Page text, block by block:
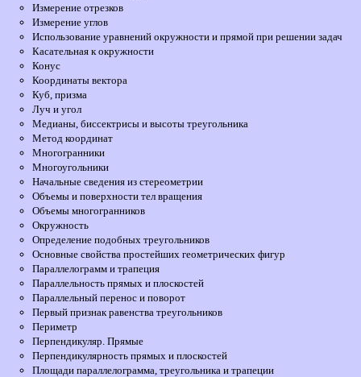
Измерение отрезков
Измерение углов
Использование уравнений окружности и прямой при решении задач
Касательная к окружности
Конус
Координаты вектора
Куб, призма
Луч и угол
Медианы, биссектрисы и высоты треугольника
Метод координат
Многогранники
Многоугольники
Начальные сведения из стереометрии
Объемы и поверхности тел вращения
Объемы многогранников
Окружность
Определение подобных треугольников
Основные свойства простейших геометрических фигур
Параллелограмм и трапеция
Параллельность прямых и плоскостей
Параллельный перенос и поворот
Первый признак равенства треугольников
Периметр
Перпендикуляр. Прямые
Перпендикулярность прямых и плоскостей
Площади параллелограмма, треугольника и трапеции